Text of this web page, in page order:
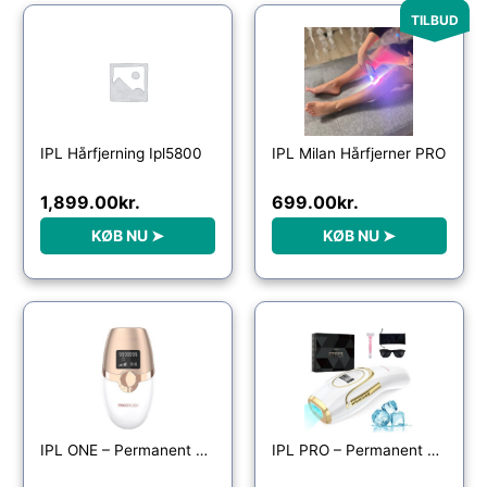
IPL Hårfjerning Ipl5800
1,899.00kr.
KØB NU ➤
TILBUD
IPL Milan Hårfjerner PRO
oprindelige
2,295.00kr..
699.00kr.
aktuelle
pris
er:
699.00kr..
KØB NU ➤
IPL ONE – Permanent Hårfjerner IPL PRO – Permanent Hårfjerner